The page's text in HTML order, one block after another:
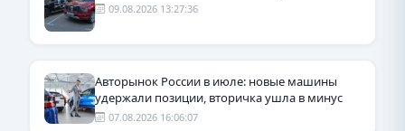
09.08.2026 13:27:36
Авторынок России в июле: новые машины
удержали позиции, вторичка ушла в минус
07.08.2026 16:06:07